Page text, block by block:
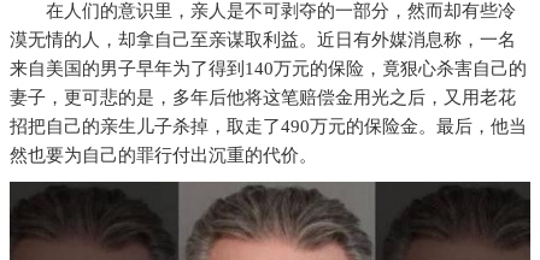
在人们的意识里，亲人是不可剥夺的一部分，然而却有些冷
漠无情的人，却拿自己至亲谋取利益。近日有外媒消息称，一名
来自美国的男子早年为了得到140万元的保险，竟狠心杀害自己的
妻子，更可悲的是，多年后他将这笔赔偿金用光之后，又用老花
招把自己的亲生儿子杀掉，取走了490万元的保险金。最后，他当
然也要为自己的罪行付出沉重的代价。